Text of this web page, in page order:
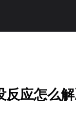
应怎么解